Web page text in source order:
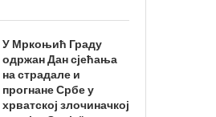
У Мркоњић Граду
одржан Дан сјећања
на страдале и
прогнане Србе у
хрватској злочиначкој